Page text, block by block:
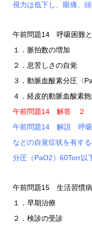
視力は低下し、眼痛、
午前問題14 呼吸困難と
１．脈拍数の増加
２．息苦しさの自覚
３．動脈血酸素分圧〈
４．経皮的動脈血酸素
午前問題14 解答 ２
午前問題14 解説 呼吸
などの自覚症状を有す
分圧（PaO2）60Torr以
午前問題15 生活習慣病
１．早期治療
２．検診の受診